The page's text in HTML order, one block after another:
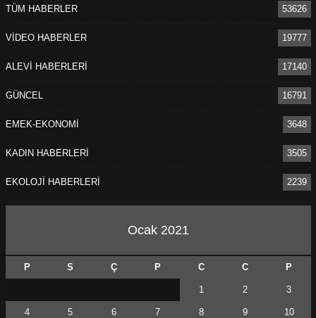
TÜM HABERLER 53626
VİDEO HABERLER 19777
ALEVİ HABERLERİ 17140
GÜNCEL 16791
EMEK-EKONOMİ 3648
KADIN HABERLERİ 3505
EKOLOJİ HABERLERİ 2239
Ocak 2021
P S Ç P C C P
1 2 3
4 5 6 7 8 9 10